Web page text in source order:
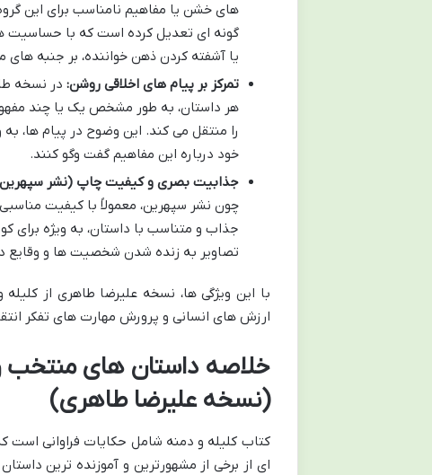
های خشن یا مفاهیم نامناسب برای این
گونه ای تعدیل کرده است که با حساسیت
یا آشفته کردن ذهن خواننده، بر جنبه
تمرکز بر پیام های اخلاقی روشن: در نسخه
هر داستان، به طور مشخص یک یا چند مفهوم
را منتقل می کند. این وضوح در پیام ها،
خود درباره این مفاهیم گفت وگو کنند.
جذابیت بصری و کیفیت چاپ (نشر
چون نشر سپهرین، معمولاً با کیفیت
جذاب و متناسب با داستان، به ویژه
تصاویر به زنده شدن شخصیت ها و وقایع
با این ویژگی ها، نسخه علیرضا طاهری از
ارزش های انسانی و پرورش مهارت های تفکر
خلاصه داستان های منتخب
(نسخه علیرضا طاهری)
کتاب کلیله و دمنه شامل حکایات فراوانی است
ای از برخی از مشهورترین و آموزنده ترین